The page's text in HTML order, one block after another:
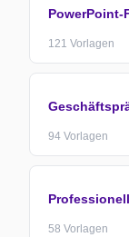
PowerPoint-
121 Vorlagen
94 Vorlagen
58 Vorlagen